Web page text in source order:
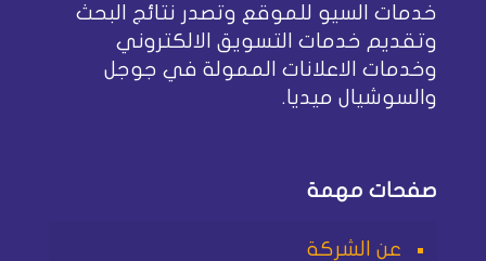
خدمات السيو للموقع وتصدر نتائج البحث
وتقديم خدمات التسويق الالكتروني
وخدمات الاعلانات الممولة في جوجل
والسوشيال ميديا.
صفحات مهمة
عن الشركة